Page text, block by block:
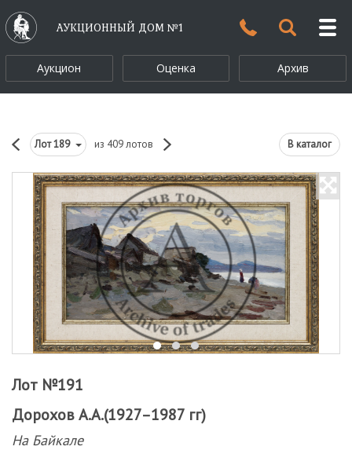
АУКЦИОННЫЙ ДОМ №1
Аукцион Оценка Архив
Лот189 из 409 лотов В каталог
Лот №191
Дорохов А.А.(1927–1987 гг)
На Байкале